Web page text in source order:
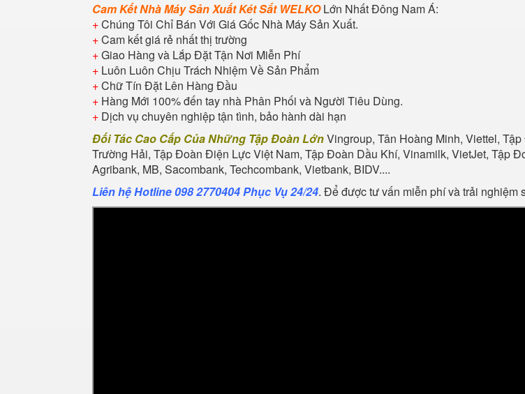
Cam Kết Nhà Máy Sản Xuất Két Sắt WELKOLớn Nhất Đông Nam Á:
+Chúng Tôi Chỉ Bán Với Giá Gốc Nhà Máy Sản Xuất.
+Cam kết giá rẻ nhất thị trường
+Giao Hàng và Lắp Đặt Tận Nơi Miễn Phí
+ Luôn Luôn Chịu Trách Nhiệm Về Sản Phẩm
+Chữ Tín Đặt Lên Hàng Đầu
+ Hàng Mới 100% đến tay nhà Phân Phối và Người Tiêu Dùng.
+ Dịch vụ chuyên nghiệp tận tình, bảo hành dài hạn
Đối Tác Cao Cấp Của Những Tập Đoàn LớnVingroup, Tân Hoàng Minh, Viettel,
Trường Hải, Tập Đoàn Điện Lực Việt Nam, Tập Đoàn Dầu Khí, Vinamilk, VietJet, Tập
Agribank, MB, Sacombank, Techcombank, Vietbank, BIDV....
Liên hệ Hotline 098 2770404 Phục Vụ 24/24. Để được tư vấn miễn phí và trải nghiệm